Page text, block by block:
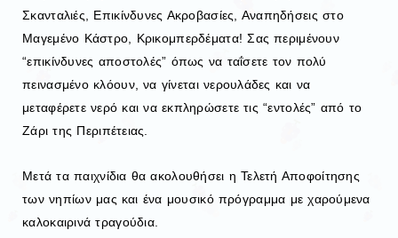
Σκανταλιές, Επικίνδυνες Ακροβασίες, Αναπηδήσεις στο
Μαγεμένο Κάστρο, Κρικομπερδέματα! Σας περιμένουν
“επικίνδυνες αποστολές” όπως να ταΐσετε τον πολύ
πεινασμένο κλόουν, να γίνεται νερουλάδες και να
μεταφέρετε νερό και να εκπληρώσετε τις “εντολές” από το
Ζάρι της Περιπέτειας.
Μετά τα παιχνίδια θα ακολουθήσει η Τελετή Αποφοίτησης
των νηπίων μας και ένα μουσικό πρόγραμμα με χαρούμενα
καλοκαιρινά τραγούδια.